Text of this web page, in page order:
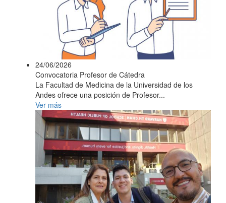
24/06/2026
Convocatoria Profesor de Cátedra
La Facultad de Medicina de la Universidad de los
Andes ofrece una posición de Profesor...
Ver más